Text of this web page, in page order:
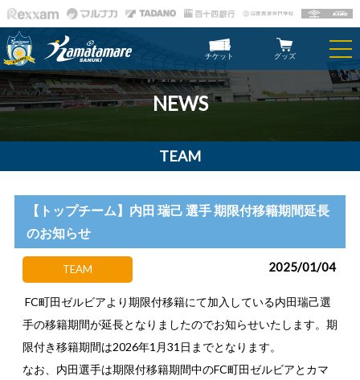
チケット グッズ
NEWS
TEAM
【トップチーム】内田 瑞己 選手 期限付移籍期間延長
のお知らせ
TEAM 2025/01/04
FC町田ゼルビアより期限付移籍にて加入している内田瑞己選
手の移籍期間が延長となりましたのでお知らせいたします。期
限付き移籍期間は2026年1月31日までとなります。
なお、内田選手は期限付移籍期間中のFC町田ゼルビアとカマ